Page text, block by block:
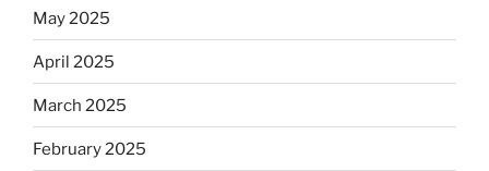
May 2025
April 2025
March 2025
February 2025